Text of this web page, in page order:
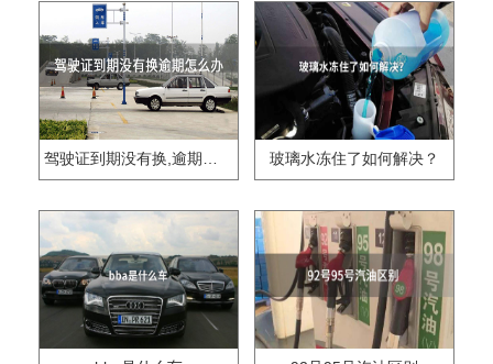
驾驶证到期没有换,逾期怎么办?? 玻璃水冻住了如何解决？